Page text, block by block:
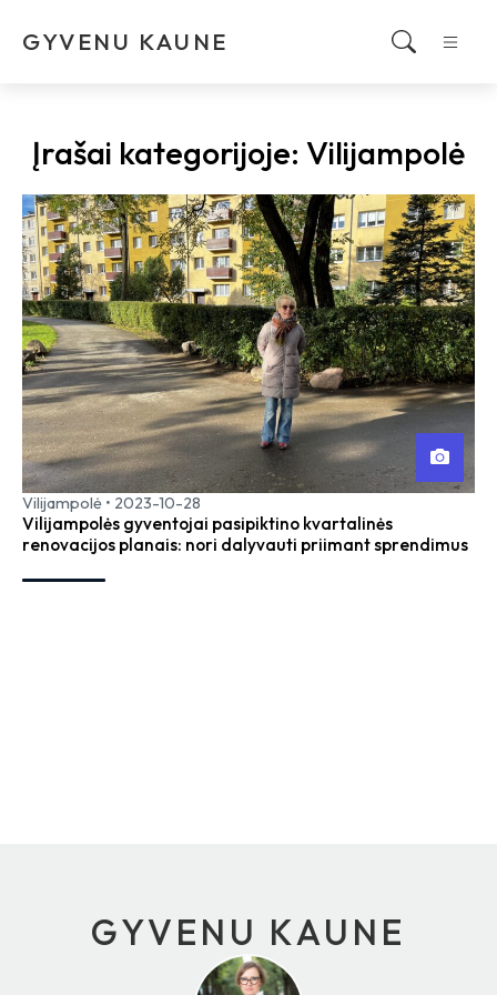
GYVENU KAUNE
Įrašai kategorijoje: Vilijampolė
Vilijampolė • 2023-10-28
Vilijampolės gyventojai pasipiktino kvartalinės
renovacijos planais: nori dalyvauti priimant sprendimus
GYVENU KAUNE